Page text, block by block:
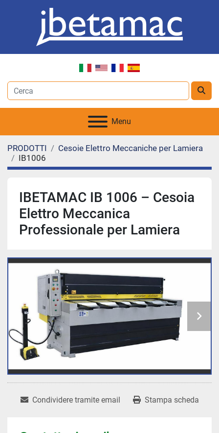
Menu
PRODOTTI
Cesoie Elettro Meccaniche per Lamiera
IB1006
IBETAMAC IB 1006 – Cesoia
Elettro Meccanica
Professionale per Lamiera
Condividere tramite email Stampa scheda